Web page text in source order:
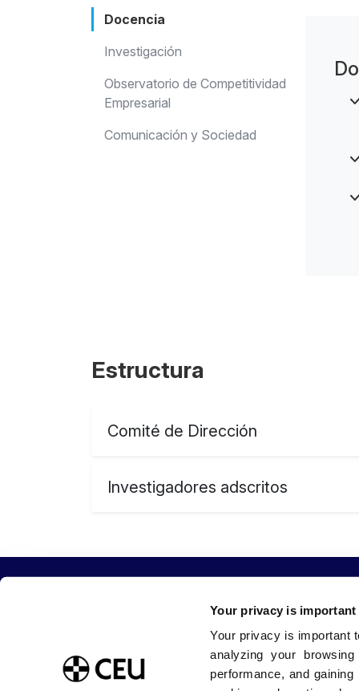
Your privacy is
Your privacy is important
analyzing your
performance, and
Docencia
Investigación
Observatorio de Competitividad
Empresarial
Comunicación y Sociedad
Estructura
Comité de Dirección
Investigadores adscritos
Sobre la Universidad CEU San Pablo
Blog USP
Tienda CEU
Estudia
Grados /
Másteres